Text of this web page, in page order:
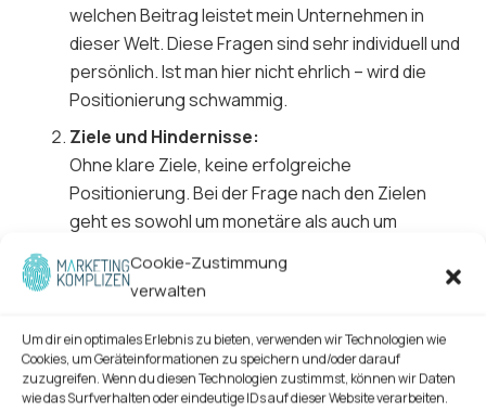
Cookie-Zustimmung
verwalten
Um dir ein optimales Erlebnis zu bieten, verwenden wir Technologien wie
Cookies, um Geräteinformationen zu speichern und/oder darauf
zuzugreifen. Wenn du diesen Technologien zustimmst, können wir Daten
wie das Surfverhalten oder eindeutige IDs auf dieser Website verarbeiten.
welchen Beitrag leistet mein Unternehmen in
dieser Welt. Diese Fragen sind sehr individuell und
persönlich. Ist man hier nicht ehrlich – wird die
Positionierung schwammig.
Ziele und Hindernisse:
Ohne klare Ziele, keine erfolgreiche
Positionierung. Bei der Frage nach den Zielen
geht es sowohl um monetäre als auch um
voraus gedacht werden. Ein bewährtes
interne und externe Stärken, Schwächen,
Chancen und Risiken zu betrachten.
Problem der Zielgruppe: